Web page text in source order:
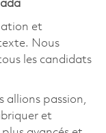
et
Nous
les candidats
allions passion,
et